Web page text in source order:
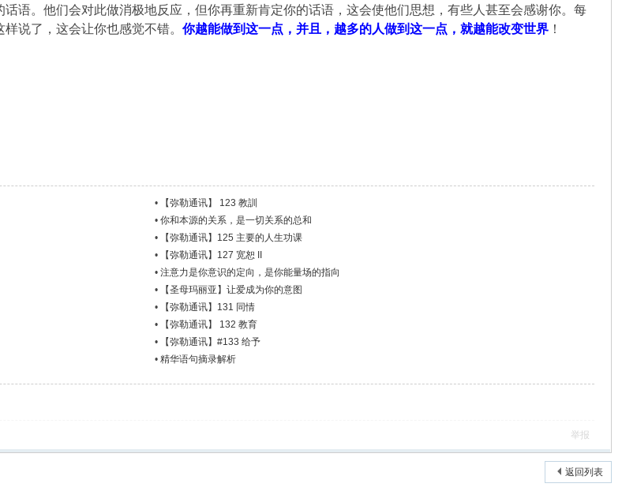
语。他们会对此做消极地反应，但你再重新肯定你的话语，这会使他们思想，有些人甚至会感谢你。每
说了，这会让你也感觉不错。你越能做到这一点，并且，越多的人做到这一点，就越能改变世界 ！
•
【弥勒通讯】 123 教訓
•你和本源的关系，是一切关系的总和
•
【弥勒通讯】125 主要的人生功课
•
【弥勒通讯】127 宽恕 II
•注意力是你意识的定向，是你能量场的指向
•
【圣母玛丽亚】让爱成为你的意图
•
【弥勒通讯】131 同情
•
【弥勒通讯】 132 教育
•
【弥勒通讯】#133 给予
•精华语句摘录解析
举报
返回列表